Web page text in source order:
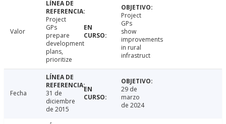
Valor
Project
GPs
prepare
development
plans,
prioritize
Project
GPs
show
improvements
in rural
infrastruct
Fecha
31 de
diciembre
de 2015
29 de
marzo
de 2024